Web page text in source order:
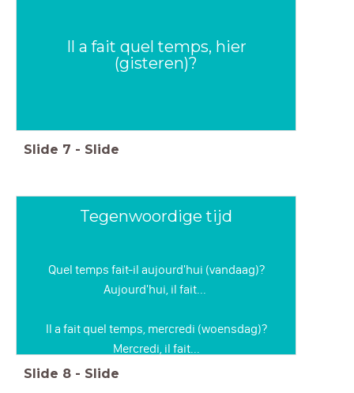
Il a fait quel temps, hier
(gisteren)?
Slide 7 - Slide
Tegenwoordige tijd
Quel temps fait-il aujourd'hui (vandaag)?
Aujourd'hui, il fait...
Il a fait quel temps, mercredi (woensdag)?
Mercredi, il fait...
Slide 8 - Slide